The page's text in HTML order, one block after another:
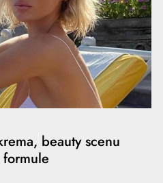
beauty scenu